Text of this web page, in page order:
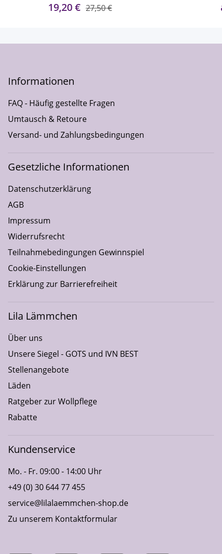
19,20 € 27,50 €
Informationen
FAQ - Häufig gestellte Fragen
Umtausch & Retoure
Versand- und Zahlungsbedingungen
Gesetzliche Informationen
Datenschutzerklärung
AGB
Impressum
Widerrufsrecht
Teilnahmebedingungen Gewinnspiel
Cookie-Einstellungen
Erklärung zur Barrierefreiheit
Lila Lämmchen
Über uns
Unsere Siegel - GOTS und IVN BEST
Stellenangebote
Läden
Ratgeber zur Wollpflege
Rabatte
Kundenservice
Mo. - Fr. 09:00 - 14:00 Uhr
+49 (0) 30 644 77 455
service@lilalaemmchen-shop.de
Zu unserem Kontaktformular